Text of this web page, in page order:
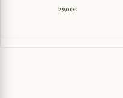
29,00€